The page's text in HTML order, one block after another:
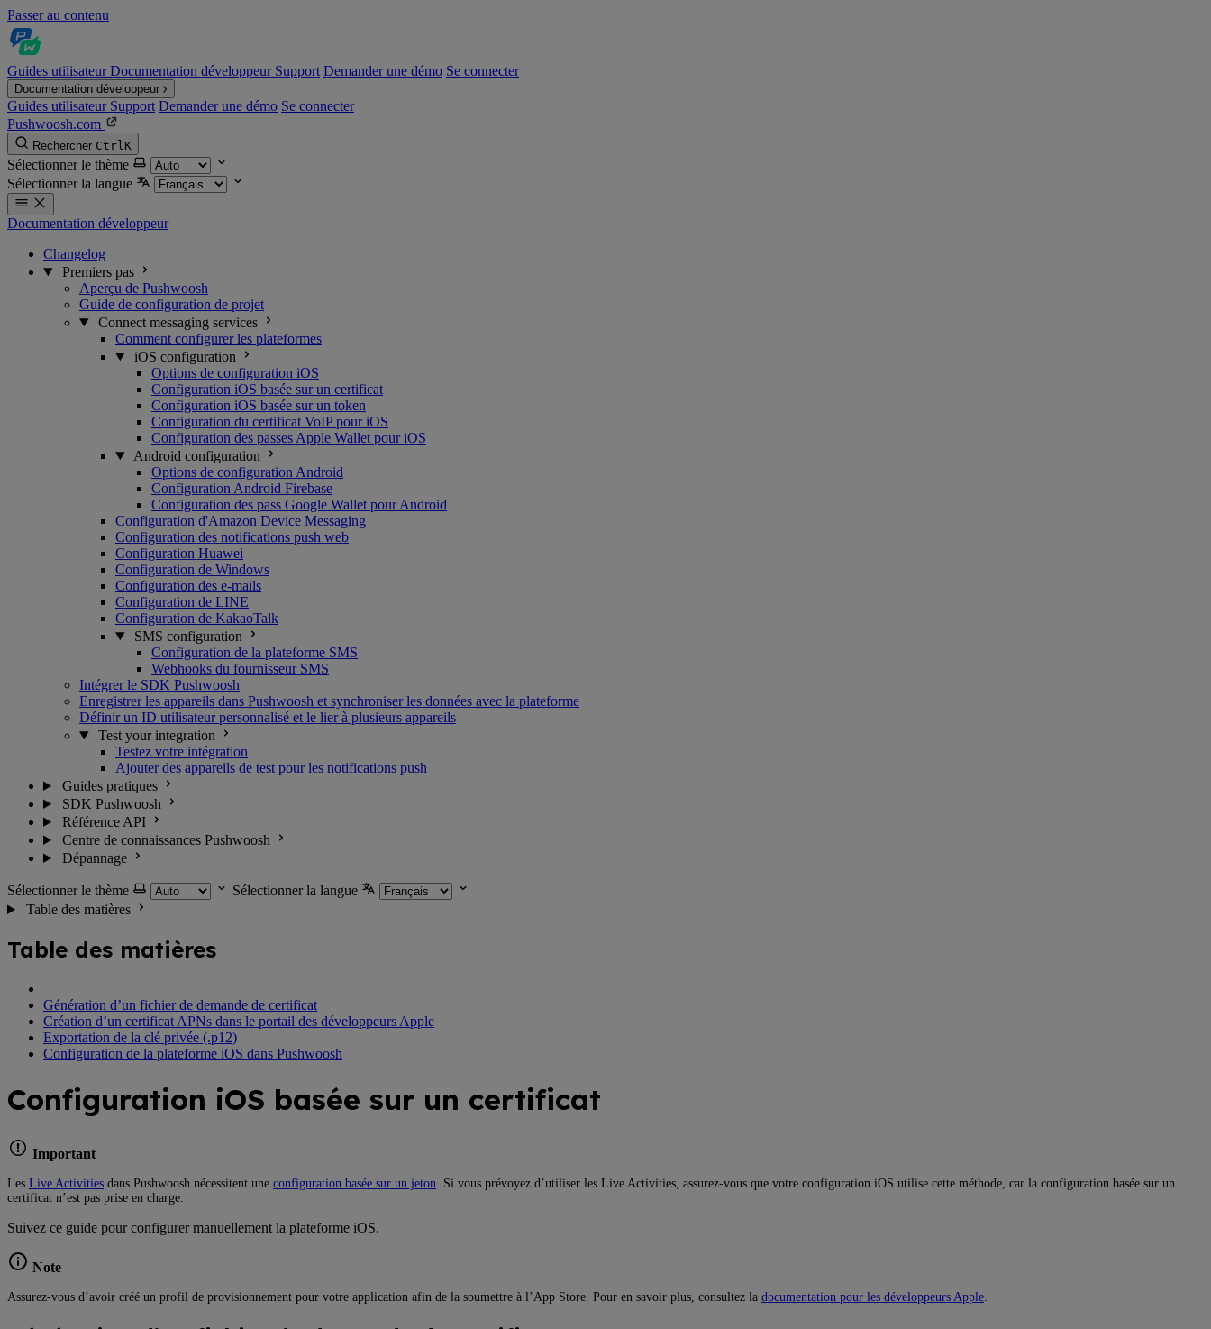
Passer au contenu
Guides utilisateurDocumentation développeur Support Demander une démo Se connecter
Documentation développeur
Guides utilisateur Support Demander une démo Se connecter
Pushwoosh.com
Rechercher CtrlK
Sélectionner le thème
Sélectionner la langue
Documentation développeur
Changelog
Premiers pas
Aperçu de Pushwoosh
Guide de configuration de projet
Connect messaging services
Comment configurer les plateformes
iOS configuration
Options de configuration iOS
Configuration iOS basée sur un certificat
Configuration iOS basée sur un token
Configuration du certificat VoIP pour iOS
Configuration des passes Apple Wallet pour iOS
Android configuration
Options de configuration Android
Configuration Android Firebase
Configuration des pass Google Wallet pour Android
Configuration d'Amazon Device Messaging
Configuration des notifications push web
Configuration Huawei
Configuration de Windows
Configuration des e-mails
Configuration de LINE
Configuration de KakaoTalk
SMS configuration
Configuration de la plateforme SMS
Webhooks du fournisseur SMS
Intégrer le SDK Pushwoosh
Enregistrer les appareils dans Pushwoosh et synchroniser les données avec la plateforme
Définir un ID utilisateur personnalisé et le lier à plusieurs appareils
Test your integration
Testez votre intégration
Ajouter des appareils de test pour les notifications push
Guides pratiques
SDK Pushwoosh
Référence API
Centre de connaissances Pushwoosh
Dépannage
Sélectionner le thème
Sélectionner la langue
Table des matières
Table des matières
Génération d’un fichier de demande de certificat
Création d’un certificat APNs dans le portail des développeurs Apple
Exportation de la clé privée (.p12)
Configuration de la plateforme iOS dans Pushwoosh
Configuration iOS basée sur un certificat
Important
Les Live Activities dans Pushwoosh nécessitent une configuration basée sur un jeton . Si vous prévoyez d’utiliser les Live Activities, assurez-vous que votre configuration iOS utilise cette méthode, car la configuration basée sur un
certificat n’est pas prise en charge.
Suivez ce guide pour configurer manuellement la plateforme iOS.
Note
Assurez-vous d’avoir créé un profil de provisionnement pour votre application afin de la soumettre à l’App Store. Pour en savoir plus, consultez la documentation pour les développeurs Apple